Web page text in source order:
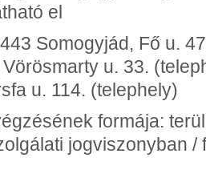
el
Somogyjád, Fő u.
u. 33.
u. 114. (telephely)
formája:
jogviszonyban